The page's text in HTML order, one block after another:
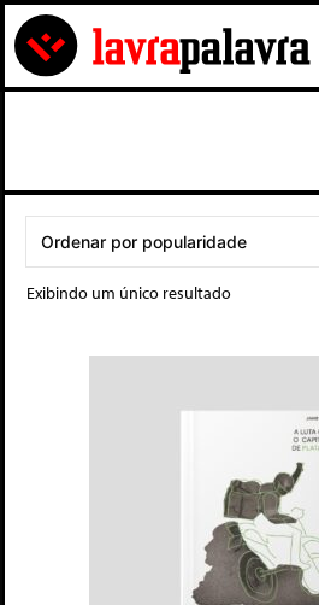
Exibindo um único resultado